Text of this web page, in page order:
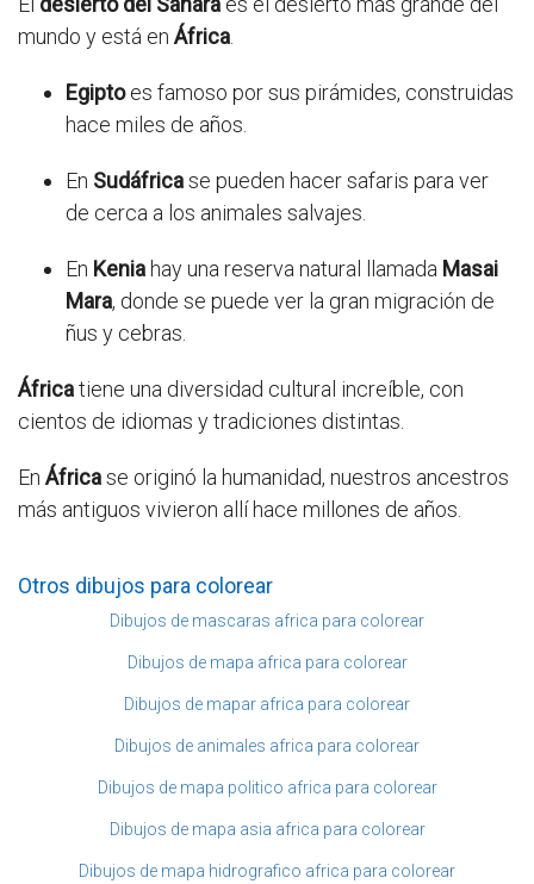
mundo y está en África
Egiptoes famoso por sus pirámides, construidas
hace miles de años.
En Sudáfricase pueden hacer safaris para ver
de cerca a los animales salvajes.
En Kenia hay una reserva natural llamada Masai
Mara, donde se puede ver la gran migración de
ñus y cebras.
Áfricatiene una diversidad cultural increíble, con
cientos de idiomas y tradiciones distintas.
En Áfricase originó la humanidad, nuestros ancestros
más antiguos vivieron allí hace millones de años.
Otros dibujos para colorear
Dibujos de mascaras africa para colorear
Dibujos de mapa africa para colorear
Dibujos de mapar africa para colorear
Dibujos de animales africa para colorear
Dibujos de mapa politico africa para colorear
Dibujos de mapa asia africa para colorear
Dibujos de mapa hidrografico africa para colorear